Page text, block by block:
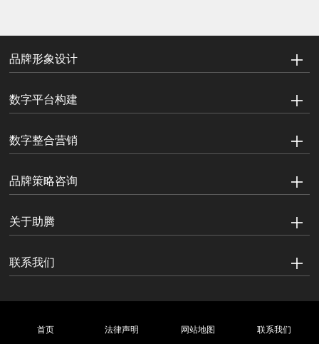
品牌形象设计
数字平台构建
数字整合营销
品牌策略咨询
关于助腾
联系我们
首页 法律声明 网站地图 联系我们